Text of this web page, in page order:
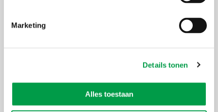
Marketing
Details tonen
Alles toestaan
Hoe?